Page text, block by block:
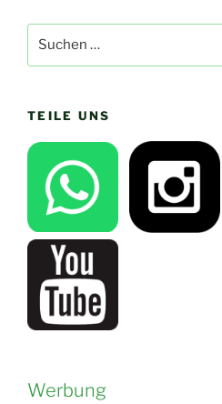
nach:
TEILE UNS
Werbung